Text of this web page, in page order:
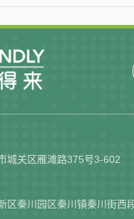
城关区雁滩路375号3-602
区秦川园区秦川镇秦川街西